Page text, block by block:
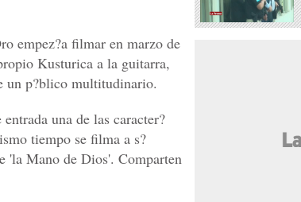
empez?a filmar en marzo de
Kusturica a la guitarra,
un p?blico multitudinario.
una de las caracter?
tiempo se filma a s?
'la Mano de Dios'. Comparten